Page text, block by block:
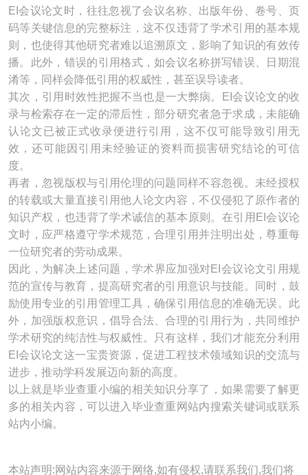
EI会议论文时，往往忽视了会议名称、出版年份、卷号、页
码等关键信息的完整标注，这不仅违背了学术引用的基本规
则，也使得其他研究者难以追溯原文，影响了知识的有效传
播。此外，错误的引用格式，如会议名称拼写错误、日期混
淆等，同样会降低引用的权威性，甚至误导读者。
其次，引用时效性把握不当也是一大弊病。EI会议论文的收
录与检索存在一定的滞后性，部分研究者急于求成，未能确
认论文已被正式收录便进行引用，这不仅可能导致引用无
效，还可能因引用未经验证的资料而损害研究结论的可信
度。
再者，忽视版权与引用伦理的问题同样不容忽视。未经授权
的转载或大量直接引用他人论文内容，不仅侵犯了原作者的
知识产权，也违背了学术诚信的基本原则。在引用EI会议论
文时，应严格遵守学术规范，合理引用并注明出处，尊重每
一位研究者的劳动成果。
因此，为解决上述问题，学术界应加强对EI会议论文引用规
范的宣传与教育，提高研究者的引用意识与技能。同时，鼓
励使用专业的引用管理工具，确保引用信息的准确无误。此
外，加强版权意识，倡导合法、合理的引用行为，共同维护
学术研究的纯洁性与权威性。只有这样，我们才能充分利用
EI会议论文这一宝贵资源，促进工程技术领域知识的交流与
进步，推动学科发展迈向新的高度。
以上就是毕业查重小编的相关知识分享了，如果需要了解更
多的相关内容，可以进入毕业查重网站内搜索关键词或联系
站内小编。
本站声明:网站内容来源于网络,如有侵权,请联系我们,我们将